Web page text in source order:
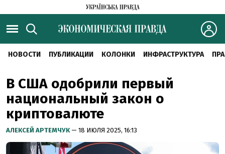
НОВОСТИ ПУБЛИКАЦИИ КОЛОНКИ ИНФРАСТРУКТУРА
В США одобрили первый
национальный закон о
криптовалюте
АЛЕКСЕЙ АРТЕМЧУК — 18 ИЮЛЯ 2025, 16:13